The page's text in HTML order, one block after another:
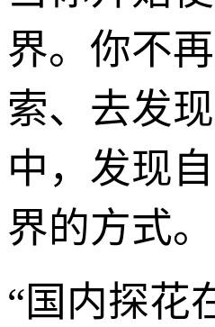
界。你不
索、去发
中，发现
界的方式。
“国内探花